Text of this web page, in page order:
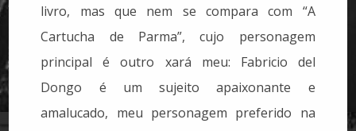
livro, mas que nem se compara com “A
Cartucha de Parma”, cujo personagem
principal é outro xará meu: Fabricio del
Dongo é um sujeito apaixonante e
amalucado, meu personagem preferido na